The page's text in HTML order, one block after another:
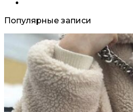
Популярные записи